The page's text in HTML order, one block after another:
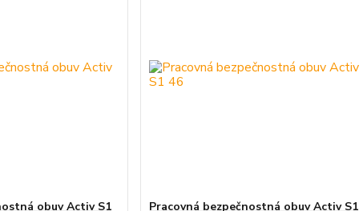
obuv Activ S1
Pracovná bezpečnostná obuv Activ S1